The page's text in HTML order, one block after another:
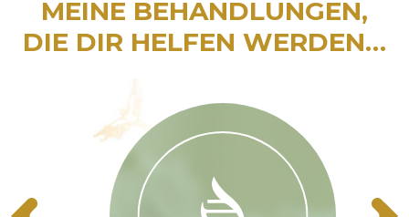
MEINE BEHANDLUNGEN,
DIE DIR HELFEN WERDEN…